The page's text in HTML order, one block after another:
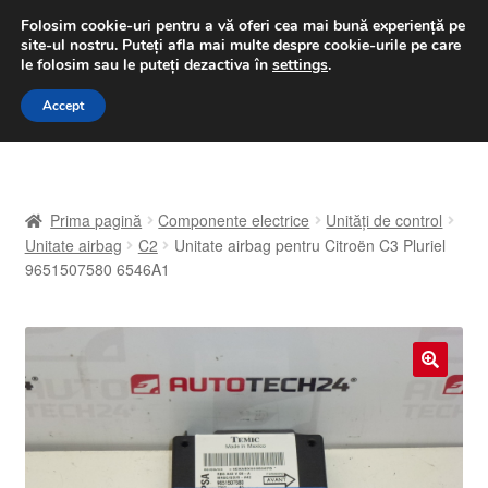
LIVRARE de la 33 lei
luni-vineri 9 a.m. - 4 p.m.031 229 6816
Sari
Sari
A lua legatura
Finalizare comandă
Prima pagină Componente electrice
Unități de control
Unitate airbag
C2
Unitate airbag pentru Citroën C3 Pluriel
9651507580 6546A1
Folosim cookie-uri pentru a vă oferi cea mai bună experiență pe
site-ul nostru. Puteți afla mai multe despre cookie-urile pe care
le folosim sau le puteți dezactiva în settings.
Accept